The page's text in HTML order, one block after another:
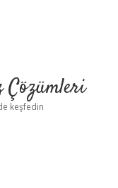
Çözümleri
keşfedin